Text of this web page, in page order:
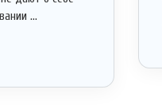
...